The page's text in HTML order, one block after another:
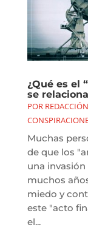
¿Qué es el
se
POR
Muchas
de que los
una
muchos
miedo y
este "acto
el...